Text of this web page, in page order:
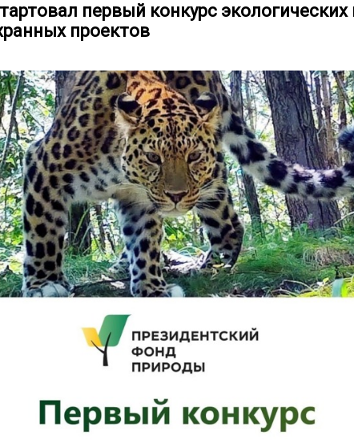
первый конкурс экологических
проектов